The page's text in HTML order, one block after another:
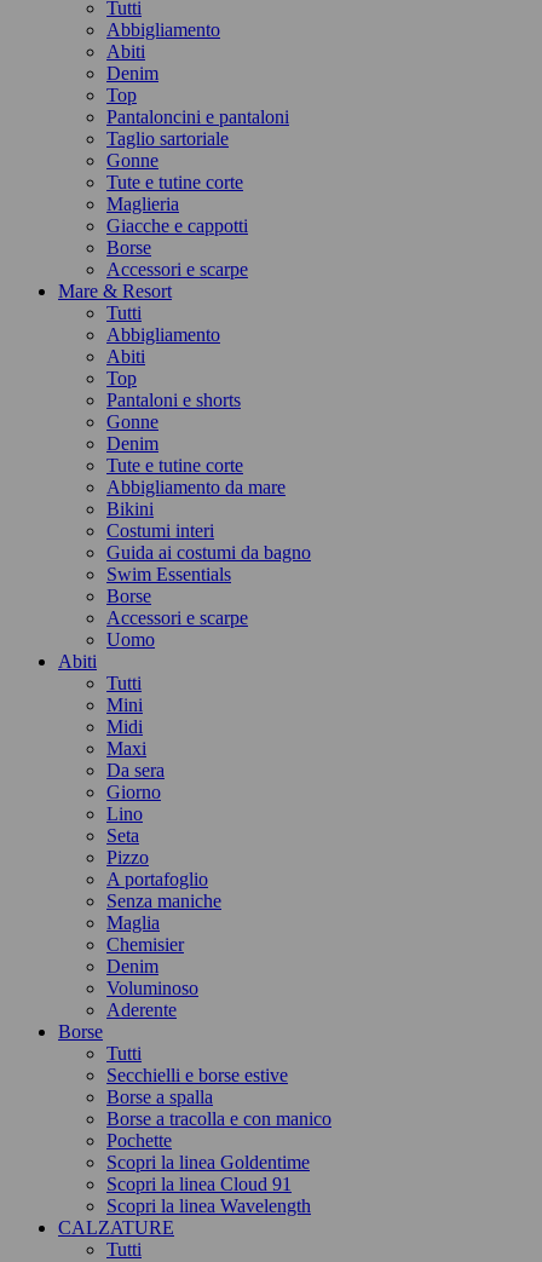
Tutti
Abbigliamento
Abiti
Denim
Top
Pantaloncini e pantaloni
Taglio sartoriale
Gonne
Tute e tutine corte
Maglieria
Giacche e cappotti
Borse
Accessori e scarpe
Mare & Resort
Tutti
Abbigliamento
Abiti
Top
Pantaloni e shorts
Gonne
Denim
Tute e tutine corte
Abbigliamento da mare
Bikini
Costumi interi
Guida ai costumi da bagno
Swim Essentials
Borse
Accessori e scarpe
Uomo
Abiti
Tutti
Mini
Midi
Maxi
Da sera
Giorno
Lino
Seta
Pizzo
A portafoglio
Senza maniche
Maglia
Chemisier
Denim
Voluminoso
Aderente
Borse
Tutti
Secchielli e borse estive
Borse a spalla
Borse a tracolla e con manico
Pochette
Scopri la linea Goldentime
Scopri la linea Cloud 91
Scopri la linea Wavelength
CALZATURE
Tutti